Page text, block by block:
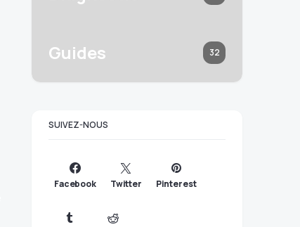
Guides 32
SUIVEZ-NOUS
Facebook Twitter Pinterest